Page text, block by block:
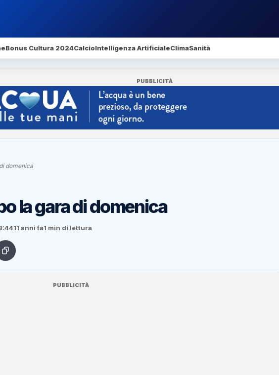
Bonus Cultura 2024CalcioIntelligenza ArtificialeClimaSanità
PUBBLICITÀ
domenica
la gara di domenica
11 anni fa1 min di lettura
PUBBLICITÀ